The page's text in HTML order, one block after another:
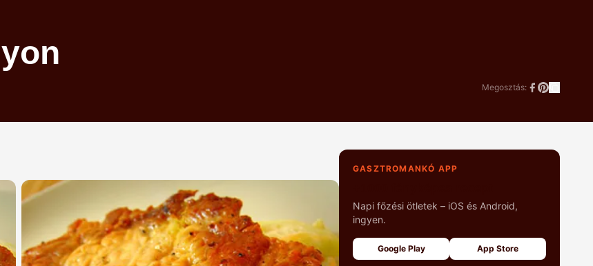
Megosztás:
GASZTROMANKÓ APP
Napi főzési ötletek – iOS és Android,
ingyen.
Google Play App Store